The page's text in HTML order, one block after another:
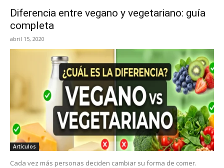
Diferencia entre vegano y vegetariano: guía
completa
abril 15, 2020
Artículos
Cada vez más personas deciden cambiar su forma de comer.